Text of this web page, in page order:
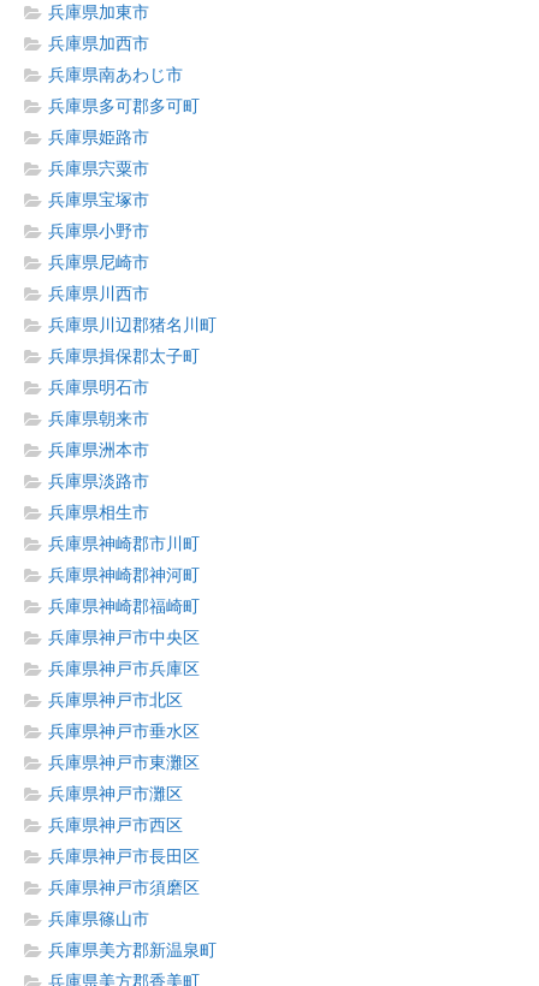
兵庫県加東市
兵庫県加西市
兵庫県南あわじ市
兵庫県多可郡多可町
兵庫県姫路市
兵庫県宍粟市
兵庫県宝塚市
兵庫県小野市
兵庫県尼崎市
兵庫県川西市
兵庫県川辺郡猪名川町
兵庫県揖保郡太子町
兵庫県明石市
兵庫県朝来市
兵庫県洲本市
兵庫県淡路市
兵庫県相生市
兵庫県神崎郡市川町
兵庫県神崎郡神河町
兵庫県神崎郡福崎町
兵庫県神戸市中央区
兵庫県神戸市兵庫区
兵庫県神戸市北区
兵庫県神戸市垂水区
兵庫県神戸市東灘区
兵庫県神戸市灘区
兵庫県神戸市西区
兵庫県神戸市長田区
兵庫県神戸市須磨区
兵庫県篠山市
兵庫県美方郡新温泉町
兵庫県美方郡香美町